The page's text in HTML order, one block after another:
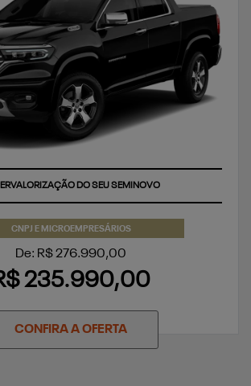
DO SEU SEMINOVO
CNPJ E MICROEMPRESÁRIOS
De: R$ 276.990,00
235.990,00
CONFIRA A OFERTA